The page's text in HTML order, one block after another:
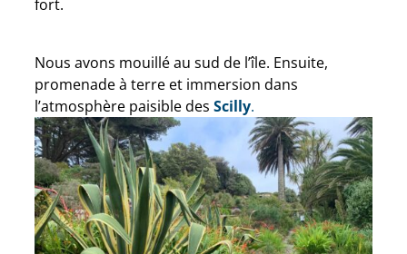
fort.
Nous avons mouillé au sud de l’île. Ensuite,
promenade à terre et immersion dans
l’atmosphère paisible des Scilly.